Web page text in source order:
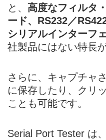
と、 高度なフィルタ
ード、RS232／
シリアルインターフ
社製品にはない特長
さらに、キャプチャ
に保存したり、クリ
ことも可能です。
Serial Port Tester は、